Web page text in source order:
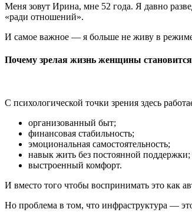
Меня зовут Ирина, мне 52 года. Я давно
«ради отношений».
И самое важное — я больше не живу в
Почему зрелая жизнь женщины
С психологической точки зрения здесь
организованный быт;
финансовая стабильность;
эмоциональная самостоятельность;
навык жить без постоянной поддержки;
выстроенный комфорт.
И вместо того чтобы воспринимать это как
Но проблема в том, что инфраструктура —